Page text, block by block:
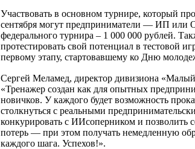
Участвовать в основном турнире, который
сентября могут предприниматели — ИП
федерального турнира – 1 000 000 рублей.
протестировать свой потенциал в тестовой
первому этапу, стартовавшему ко Дню
Сергей Меламед, директор дивизиона
«Тренажер создан как для опытных
новичков. У каждого будет возможность
столкнуться с реальными
конкурировать с ИИсоперником и позволить
потерь — при этом получать немедленную
каждого шага. Успехов!».